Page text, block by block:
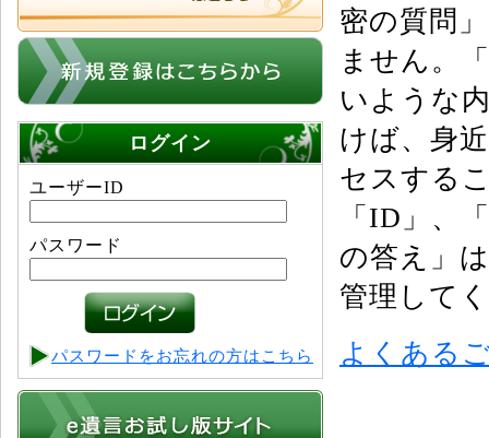
密の質問
ません。
いような
けば、身
セスする
「ID」、
の答え」
管理して
よくある
ログイン
ユーザーID
パスワード
パスワードをお忘れの方はこちら